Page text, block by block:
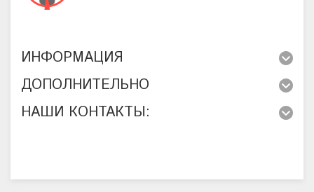
ИНФОРМАЦИЯ
ДОПОЛНИТЕЛЬНО
НАШИ КОНТАКТЫ: